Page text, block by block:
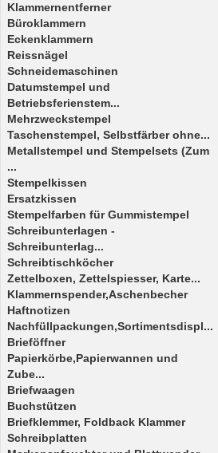
Klammernentferner
Büroklammern
Eckenklammern
Reissnägel
Schneidemaschinen
Datumstempel und
Betriebsferienstem...
Mehrzweckstempel
Taschenstempel, Selbstfärber ohne...
Metallstempel und Stempelsets (Zum
...
Stempelkissen
Ersatzkissen
Stempelfarben für Gummistempel
Schreibunterlagen -
Schreibunterlag...
Schreibtischköcher
Zettelboxen, Zettelspiesser, Karte...
Klammernspender,Aschenbecher
Haftnotizen
Nachfüllpackungen,Sortimentsdispl...
Brieföffner
Papierkörbe,Papierwannen und
Zube...
Briefwaagen
Buchstützen
Briefklemmer, Foldback Klammer
Schreibplatten